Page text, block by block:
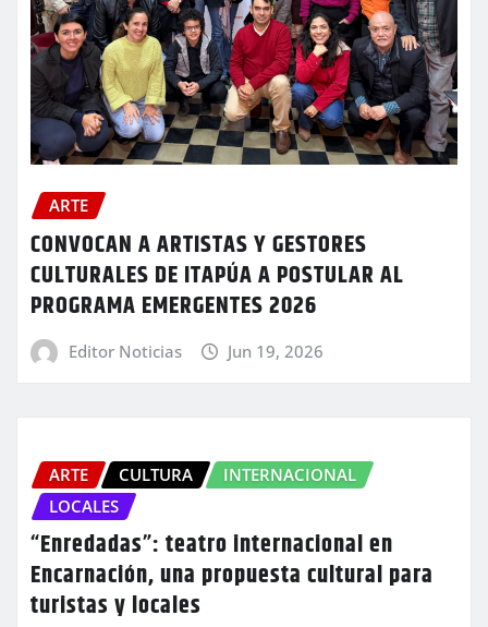
ARTE
CONVOCAN A ARTISTAS Y GESTORES
CULTURALES DE ITAPÚA A POSTULAR AL
PROGRAMA EMERGENTES 2026
Editor Noticias Jun 19, 2026
ARTE CULTURA
INTERNACIONAL
LOCALES
“Enredadas”: teatro internacional en
Encarnación, una propuesta cultural para
turistas y locales